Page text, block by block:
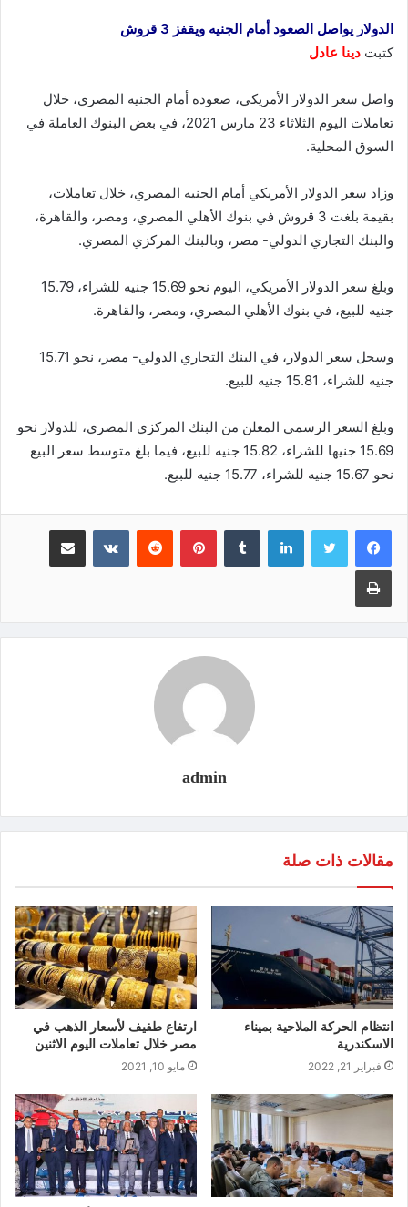
الدولار يواصل الصعود أمام الجنيه ويقفز 3 قروش
كتبت دينا عادل
واصل سعر الدولار الأمريكي، صعوده أمام الجنيه المصري، خلال
تعاملات اليوم الثلاثاء 23 مارس 2021، في بعض البنوك العاملة في
السوق المحلية.
وزاد سعر الدولار الأمريكي أمام الجنيه المصري، خلال تعاملات،
بقيمة بلغت 3 قروش في بنوك الأهلي المصري، ومصر، والقاهرة،
والبنك التجاري الدولي- مصر، وبالبنك المركزي المصري.
وبلغ سعر الدولار الأمريكي، اليوم نحو 15.69 جنيه للشراء، 15.79
جنيه للبيع، في بنوك الأهلي المصري، ومصر، والقاهرة.
وسجل سعر الدولار، في البنك التجاري الدولي- مصر، نحو 15.71
جنيه للشراء، 15.81 جنيه للبيع.
وبلغ السعر الرسمي المعلن من البنك المركزي المصري، للدولار نحو
15.69 جنيها للشراء، 15.82 جنيه للبيع، فيما بلغ متوسط سعر البيع
نحو 15.67 جنيه للشراء، 15.77 جنيه للبيع.
لينكدإن بينتيريست
admin
مقالات ذات صلة
انتظام الحركة الملاحية بميناء
الاسكندرية
فبراير 21, 2022
ارتفاع طفيف لأسعار الذهب في
مصر خلال تعاملات اليوم الاثنين
مايو 10, 2021